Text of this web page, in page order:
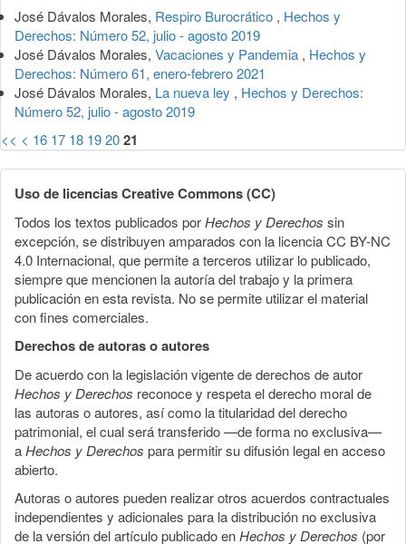
artículo
José Dávalos Morales, Respiro Burocrático , Hechos y
Derechos: Número 52, julio - agosto 2019
José Dávalos Morales, Vacaciones y Pandemia , Hechos y
Derechos: Número 61, enero-febrero 2021
José Dávalos Morales, La nueva ley , Hechos y Derechos:
Número 52, julio - agosto 2019
<< < 16 17 18 192021
Uso de licencias Creative Commons (CC)
Todos los textos publicados porHechos y Derechos sin
excepción, se distribuyen amparados con la licencia CC BY-NC
4.0 Internacional, que permite a terceros utilizar lo publicado,
siempre que mencionen la autoría del trabajo y la primera
publicación en esta revista. No se permite utilizar el material
con fines comerciales.
Derechos de autoras o autores
De acuerdo con la legislación vigente de derechos de autor
Hechos y Derechos reconoce y respeta el derecho moral de
las autoras o autores, así como la titularidad del derecho
patrimonial, el cual será transferido —de forma no exclusiva—
aHechos y Derechos para permitir su difusión legal en acceso
abierto.
Autoras o autores pueden realizar otros acuerdos contractuales
independientes y adicionales para la distribución no exclusiva
de la versión del artículo publicado enHechos y Derechos (por